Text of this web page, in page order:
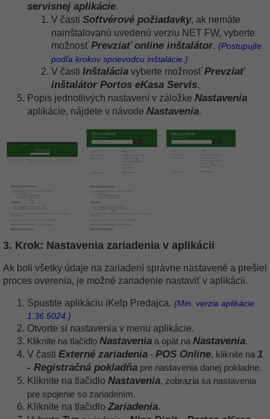
servisnej aplikácie.
V časti Softvérové požiadavky, ak nemáte
nainštalovanú uvedenú verziu NET FW, vyberte
možnosť Prevziať online inštalátor. (Postupujte
podľa krokov sprievodcu inštalácie.)
V časti Inštalácia vyberte možnosť Prevziať
inštalátor Portos eKasa Servis.
Popis jednotlivých nastavení v záložke Nastavenia
aplikácie, nájdete v návode Nastavenia.
3. Krok: Nastavenia zariadenia v aplikácii
Ak boli všetky údaje na zariadení správne nastavené a prešiel
proces overenia, je možné zariadenie nastaviť v aplikácii.
Spustite aplikáciu iKelp Predajca. (Min. verzia aplikácie
1.36.5024.)
Otvorte si nastavenia v menu aplikácie.
Kliknite na tlačidlo Nastavenia a opät na Nastavenia.
V časti Externé zariadenia - POS Online, kliknite na 1
- Registračná pokladňa pre nastavenia danej pokladne.
Kliknite na tlačidlo Nastavenia, zobrazia sa nastavenia
pre spojenie so zariadením.
Kliknite na tlačidlo Zariadenia.